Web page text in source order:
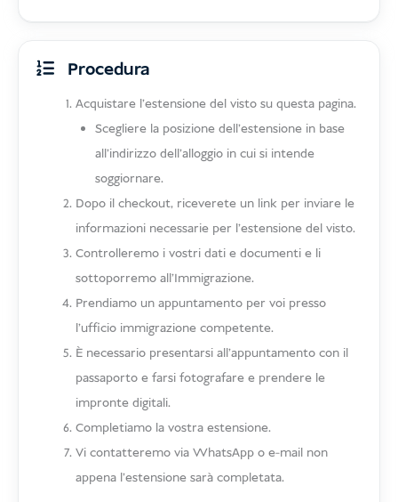
Procedura
Acquistare l'estensione del visto su questa pagina.
Scegliere la posizione dell'estensione in base
all'indirizzo dell'alloggio in cui si intende
soggiornare.
Dopo il checkout, riceverete un link per inviare le
informazioni necessarie per l'estensione del visto.
Controlleremo i vostri dati e documenti e li
sottoporremo all'Immigrazione.
Prendiamo un appuntamento per voi presso
l'ufficio immigrazione competente.
È necessario presentarsi all'appuntamento con il
passaporto e farsi fotografare e prendere le
impronte digitali.
Completiamo la vostra estensione.
Vi contatteremo via WhatsApp o e-mail non
appena l'estensione sarà completata.